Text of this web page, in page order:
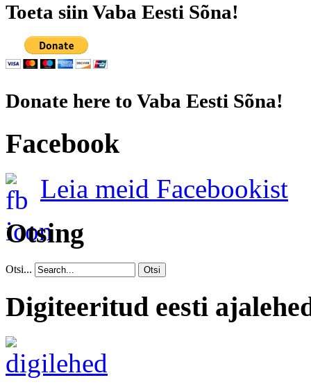
Toeta siin Vaba Eesti Sõna!
Donate here to Vaba Eesti Sõna!
Facebook
Leia meid Facebookist
Otsing
Otsi... Otsi
Digiteeritud eesti